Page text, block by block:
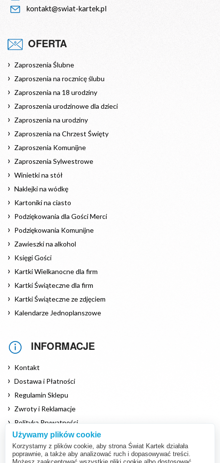
kontakt@swiat-kartek.pl
OFERTA
Zaproszenia Ślubne
Zaproszenia na rocznicę ślubu
Zaproszenia na 18 urodziny
Zaproszenia urodzinowe dla dzieci
Zaproszenia na urodziny
Zaproszenia na Chrzest Święty
Zaproszenia Komunijne
Zaproszenia Sylwestrowe
Winietki na stół
Naklejki na wódkę
Kartoniki na ciasto
Podziękowania dla Gości Merci
Podziękowania Komunijne
Zawieszki na alkohol
Księgi Gości
Kartki Wielkanocne dla firm
Kartki Świąteczne dla firm
Kartki Świąteczne ze zdjęciem
Kalendarze Jednoplanszowe
INFORMACJE
Kontakt
Dostawa i Płatności
Regulamin Sklepu
Zwroty i Reklamacje
Polityka Prywatności
Polityka Cookies
Używamy plików cookie
Korzystamy z plików cookie, aby strona Świat Kartek działała
poprawnie, a także aby analizować ruch i dopasowywać treści.